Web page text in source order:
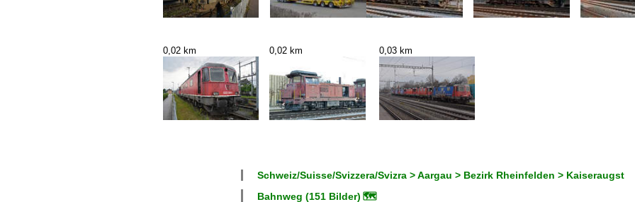
0,02 km 0,02 km 0,03 km
Schweiz/Suisse/Svizzera/Svizra > Aargau > Bezirk Rheinfelden > Kaiseraugst
Bahnweg (151 Bilder) 🗺